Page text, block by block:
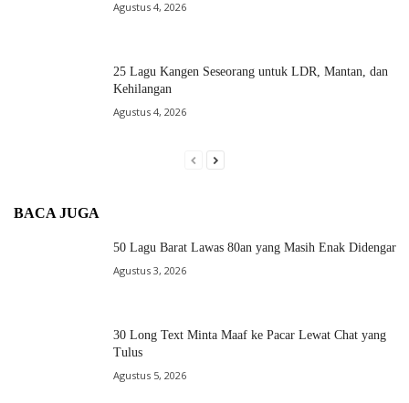
Agustus 4, 2026
25 Lagu Kangen Seseorang untuk LDR, Mantan, dan
Kehilangan
Agustus 4, 2026
BACA JUGA
50 Lagu Barat Lawas 80an yang Masih Enak Didengar
Agustus 3, 2026
30 Long Text Minta Maaf ke Pacar Lewat Chat yang
Tulus
Agustus 5, 2026